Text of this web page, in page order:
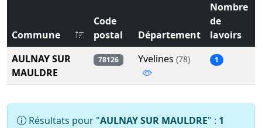
Commune
Code
postal
Département
Nombre
de
lavoirs
AULNAY SUR
MAULDRE
78126 Yvelines (78) 1
Résultats pour "AULNAY SUR MAULDRE" : 1